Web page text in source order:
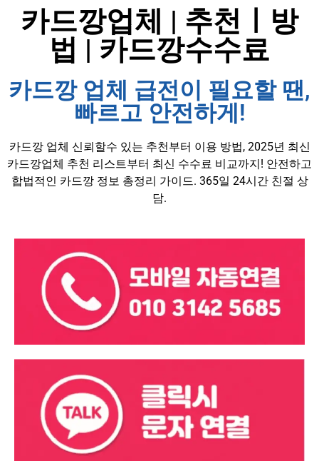
카드깡업체 | 추천ㅣ방
법 | 카드깡수수료
카드깡 업체 급전이 필요할 땐,
빠르고 안전하게!
카드깡 업체 신뢰할수 있는 추천부터 이용 방법, 2025년 최신
카드깡업체 추천 리스트부터 최신 수수료 비교까지! 안전하고
합법적인 카드깡 정보 총정리 가이드. 365일 24시간 친절 상
담.